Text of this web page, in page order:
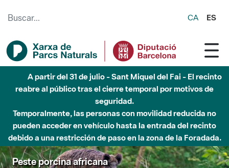
CA ES
A partir del 31 de julio - Sant Miquel del Fai - El recinto
reabre al público tras el cierre temporal por motivos de
seguridad.
Temporalmente, las personas con movilidad reducida no
pueden acceder en vehículo hasta la entrada del recinto
debido a una restricción de paso en la zona de la Foradada.
Peste porcina africana